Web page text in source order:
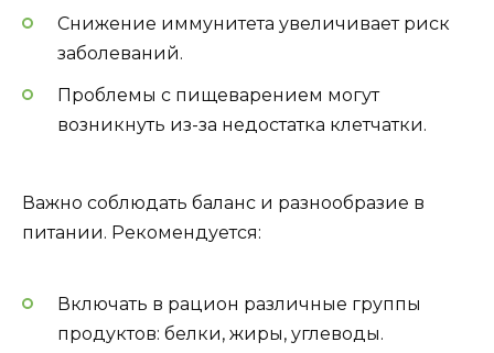
Снижение иммунитета увеличивает риск
заболеваний.
Проблемы с пищеварением могут
возникнуть из-за недостатка клетчатки.
Важно соблюдать баланс и разнообразие в
питании. Рекомендуется:
Включать в рацион различные группы
продуктов: белки, жиры, углеводы.